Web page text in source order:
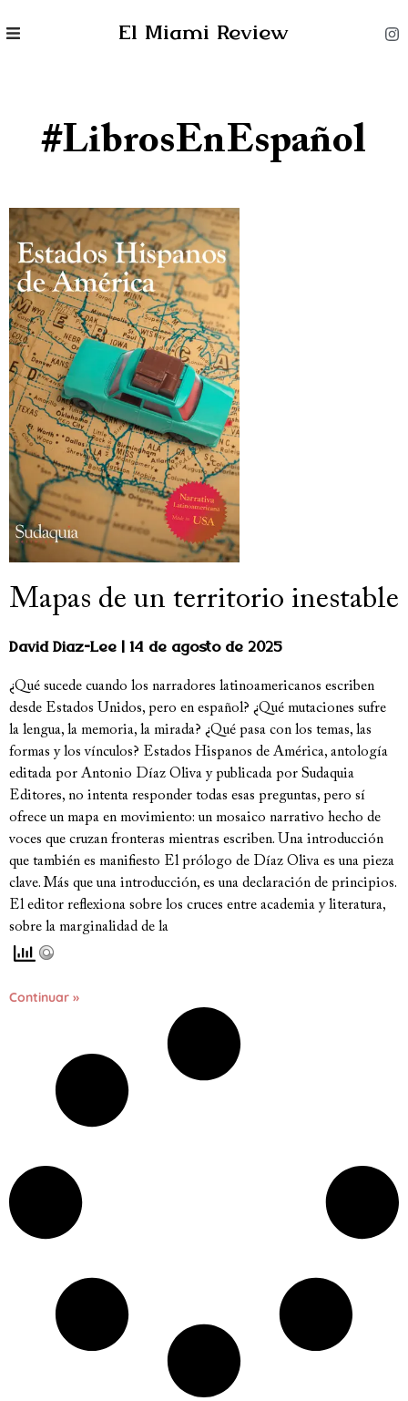
El Miami Review
#LibrosEnEspañol
Mapas de un territorio inestable
David Diaz-Lee 14 de agosto de 2025
¿Qué sucede cuando los narradores latinoamericanos escriben
desde Estados Unidos, pero en español? ¿Qué mutaciones sufre
la lengua, la memoria, la mirada? ¿Qué pasa con los temas, las
formas y los vínculos? Estados Hispanos de América, antología
editada por Antonio Díaz Oliva y publicada por Sudaquia
Editores, no intenta responder todas esas preguntas, pero sí
ofrece un mapa en movimiento: un mosaico narrativo hecho de
voces que cruzan fronteras mientras escriben. Una introducción
que también es manifiesto El prólogo de Díaz Oliva es una pieza
clave. Más que una introducción, es una declaración de principios.
El editor reflexiona sobre los cruces entre academia y literatura,
sobre la marginalidad de la
Continuar »